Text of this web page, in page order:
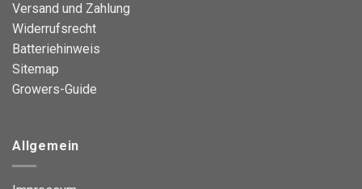
Versand und Zahlung
Widerrufsrecht
Batteriehinweis
Sitemap
Growers-Guide
Allgemein